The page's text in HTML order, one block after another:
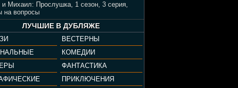
и Михаил: Прослушка, 1 сезон, 3 серия,
на вопросы
ЛУЧШИЕ В ДУБЛЯЖЕ
ВЕСТЕРНЫ
КОМЕДИИ
ФАНТАСТИКА
ПРИКЛЮЧЕНИЯ